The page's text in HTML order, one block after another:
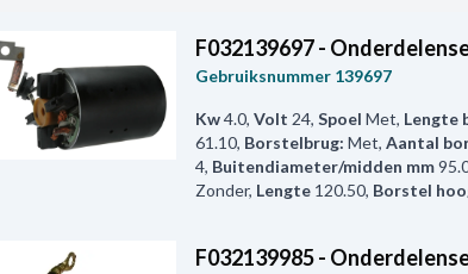
F032139697 -
Gebruiksnummer 139697
Kw4.0, Volt 24, Spoel Met, Lengte
61.10, Borstelbrug: Met, Aantal
4, Buitendiameter/midden mm
Zonder, Lengte 120.50, Borstel
F032139985 -